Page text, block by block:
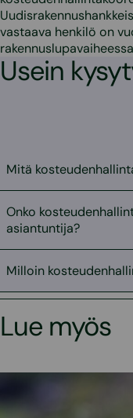
vastaava henkilö on
Usein
Mitä
Onko
asiantuntija?
Milloin
Lue myös